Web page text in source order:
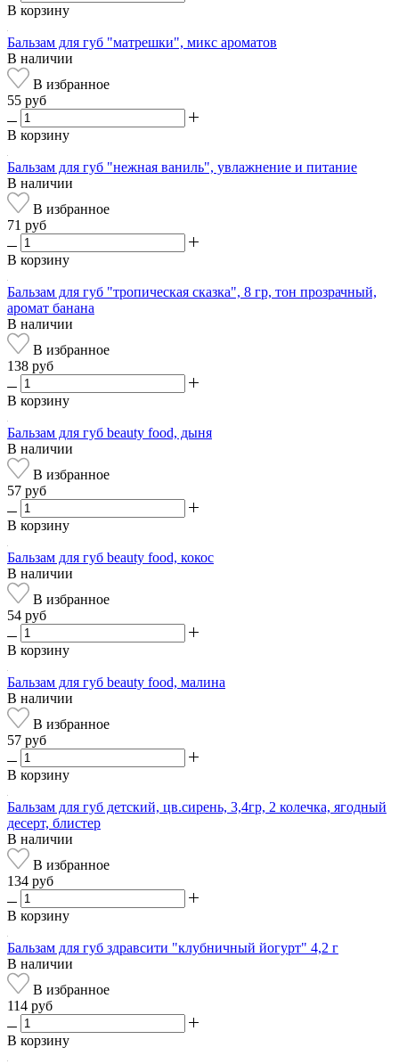
В корзину
Бальзам для губ "матрешки", микс ароматов
В наличии
В избранное
55 руб
В корзину
Бальзам для губ "нежная ваниль", увлажнение и питание
В наличии
В избранное
71 руб
В корзину
Бальзам для губ "тропическая сказка", 8 гр, тон прозрачный,
аромат банана
В наличии
В избранное
138 руб
В корзину
Бальзам для губ beauty food, дыня
В наличии
В избранное
57 руб
В корзину
Бальзам для губ beauty food, кокос
В наличии
В избранное
54 руб
В корзину
Бальзам для губ beauty food, малина
В наличии
В избранное
57 руб
В корзину
Бальзам для губ детский, цв.сирень, 3,4гр, 2 колечка, ягодный
десерт, блистер
В наличии
В избранное
134 руб
В корзину
Бальзам для губ здравсити "клубничный йогурт" 4,2 г
В наличии
В избранное
114 руб
В корзину